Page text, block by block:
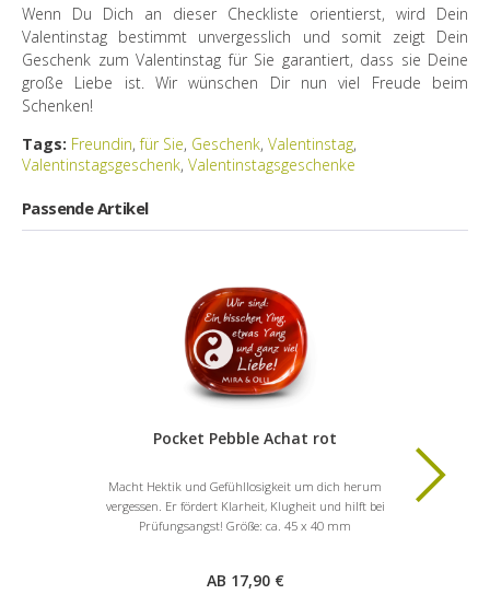
Wenn Du Dich an dieser Checkliste orientierst, wird Dein
Valentinstag bestimmt unvergesslich und somit zeigt Dein
Geschenk zum Valentinstag für Sie garantiert, dass sie Deine
große Liebe ist. Wir wünschen Dir nun viel Freude beim
Schenken!
Tags: Freundin,für Sie, Geschenk, Valentinstag,
Valentinstagsgeschenk, Valentinstagsgeschenke
Passende Artikel
Pocket Pebble Achat rot
Macht Hektik und Gefühllosigkeit um dich herum
vergessen. Er fördert Klarheit, Klugheit und hilft bei
Prüfungsangst! Größe: ca. 45 x 40 mm
AB 17,90 €
Macht